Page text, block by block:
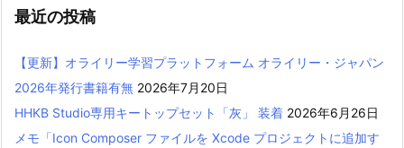
最近の投稿
【更新】オライリー学習プラットフォーム オライリー・ジャパン
2026年発行書籍有無 2026年7月20日
HHKB Studio専用キートップセット「灰」 装着 2026年6月26日
メモ「Icon Composer ファイルを Xcode プロジェクトに追加す